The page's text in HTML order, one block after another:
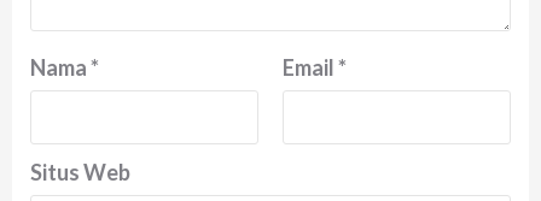
Nama* Email*
Situs Web